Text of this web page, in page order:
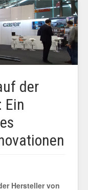
der
Ein
Hersteller von